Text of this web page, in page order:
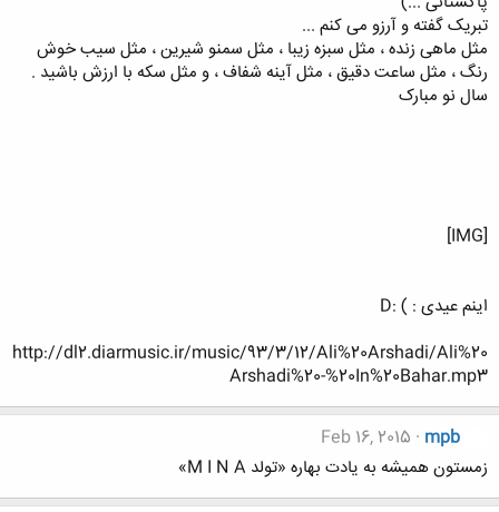
تبریک گفته و آرزو می کنم ...
مثل ماهی زنده ، مثل سبزه زیبا ، مثل سمنو شیرین ، مثل سیب خوش
رنگ ، مثل ساعت دقیق ، مثل آینه شفاف ، و مثل سکه با ارزش باشید .
سال نو مبارک
[IMG]
اینم عیدی : ) :D
http://dl2.diarmusic.ir/music/93/3/12/Ali%20Arshadi/Ali%20
Arshadi%20-%20In%20Bahar.mp3
mpb
Feb 16, 2015
زمستون همیشه به یادت بهاره «تولد M I N A»